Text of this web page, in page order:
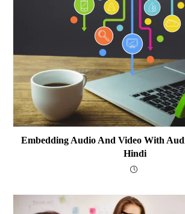
Embedding Audio And Video With
Hindi